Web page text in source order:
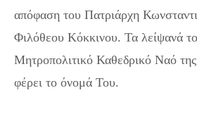
απόφαση του Πατριάρχη
Φιλόθεου Κόκκινου. Τα λείψανά
Μητροπολιτικό Καθεδρικό Ναό
φέρει το όνομά Του.